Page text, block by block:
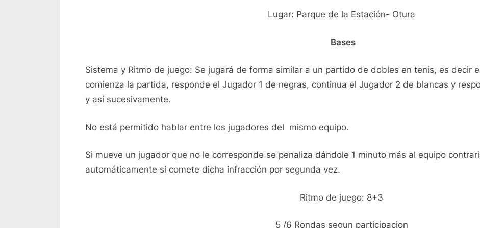
Lugar: Parque de la Estación- Otura
Bases
Sistema y Ritmo de juego: Se jugará de forma similar a un partido de dobles en tenis, es decir
comienza la partida, responde el Jugador 1 de negras, continua el Jugador 2 de blancas y
y así sucesivamente.
No está permitido hablar entre los jugadores del mismo equipo.
Si mueve un jugador que no le corresponde se penaliza dándole 1 minuto más al equipo
automáticamente si comete dicha infracción por segunda vez.
Ritmo de juego: 8+3
5 /6 Rondas segun participacion